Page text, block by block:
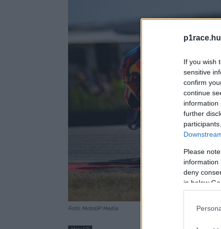
If you wish
sensitive
confirm
continue
information
further
Please
information
deny
in below
Fotó: MotoGP Media